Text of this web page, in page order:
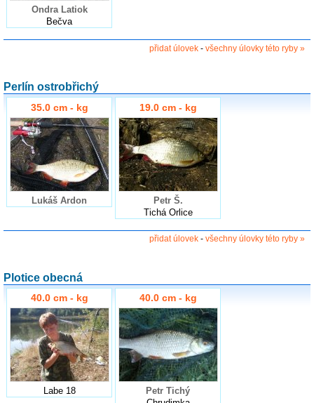
Ondra Latiok
Bečva
přidat úlovek - všechny úlovky této ryby »
Perlín ostrobřichý
35.0 cm - kg
Lukáš Ardon
19.0 cm - kg
Petr Š.
Tichá Orlice
přidat úlovek - všechny úlovky této ryby »
Plotice obecná
40.0 cm - kg
Labe 18
40.0 cm - kg
Petr Tichý